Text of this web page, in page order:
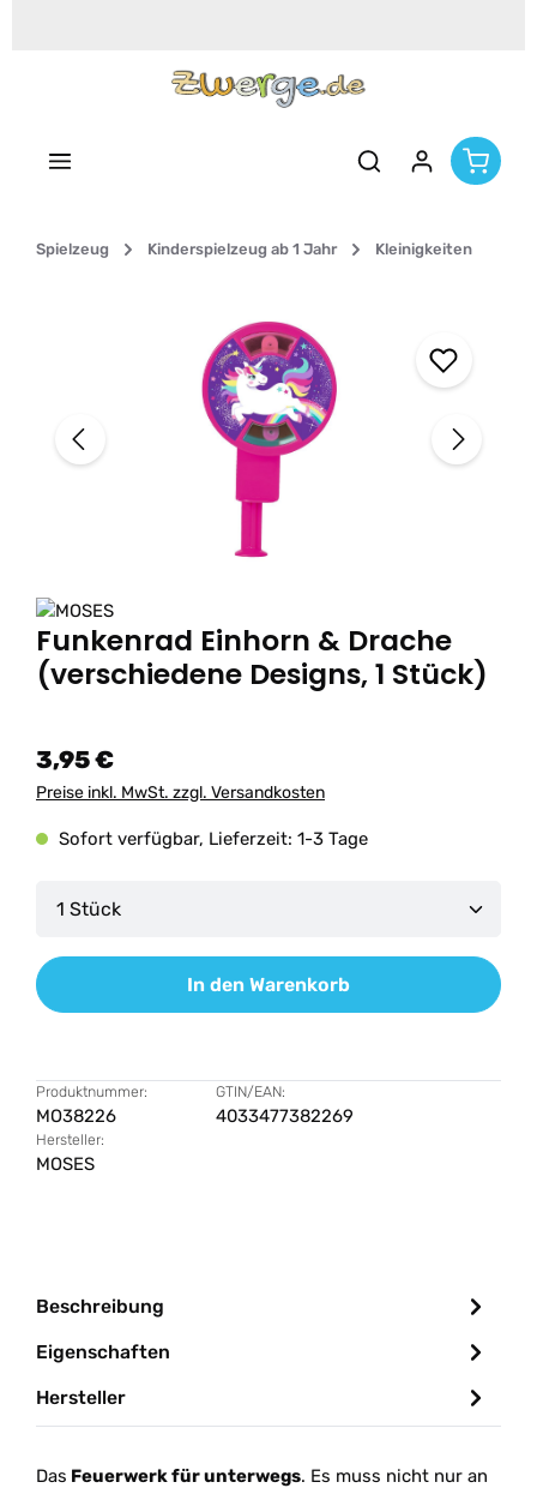
Spielzeug Kinderspielzeug ab 1 Jahr Kleinigkeiten
Funkenrad Einhorn & Drache
(verschiedene Designs, 1 Stück)
3,95 €
Preise inkl. MwSt. zzgl. Versandkosten
Sofort verfügbar, Lieferzeit: 1-3 Tage
Produkt Anzahl: Gib den gewünschten Wert
In den Warenkorb
Produktnummer:
MO38226
GTIN/EAN:
4033477382269
Hersteller:
MOSES
Beschreibung
Eigenschaften
Hersteller
Das Feuerwerk für unterwegs. Es muss nicht nur an